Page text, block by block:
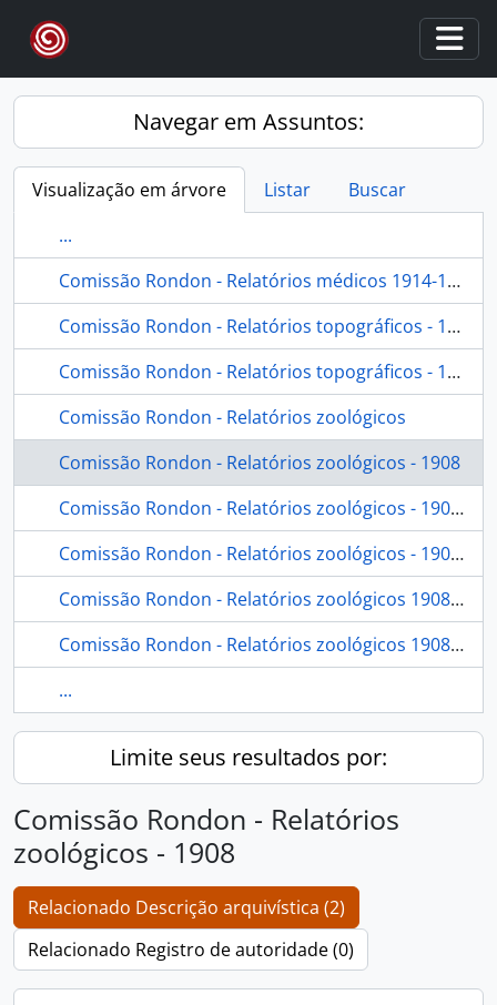
Skip to main content
Navegar em Assuntos:
Visualização em árvore Listar
Buscar
...
Comissão Rondon - Relatórios médicos 1914-1915
Comissão Rondon - Relatórios topográficos - 1907
Comissão Rondon - Relatórios topográficos - 1909
Comissão Rondon - Relatórios zoológicos
Comissão Rondon - Relatórios zoológicos - 1908
Comissão Rondon - Relatórios zoológicos - 1908-1909
Comissão Rondon - Relatórios zoológicos - 1908-1910
Comissão Rondon - Relatórios zoológicos 1908-1914
Comissão Rondon - Relatórios zoológicos 1908-1916
...
Limite seus resultados por:
Comissão Rondon - Relatórios
zoológicos - 1908
Relacionado Descrição arquivística (2)
Relacionado Registro de autoridade (0)